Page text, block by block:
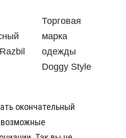
Торговая
марка
одежды
Doggy Style
окончательный
возможные